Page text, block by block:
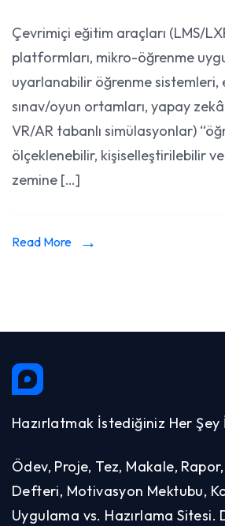
Çevrimiçi eğitim araçları (LMS/
platformları, mikro-öğrenme
uyarlanabilir öğrenme sistemleri,
sınav/oyun ortamları, yapay
VR/AR tabanlı simülasyonlar)
ölçeklenebilir, kişiselleştirilebilir
zemine […]
Read More
Hazırlatmak İstediğiniz Her Şey
Ödev, Proje, Tez, Makale,
Defteri, Motivasyon Mektubu,
Uygulama vs. Hazırlama Sitesi.